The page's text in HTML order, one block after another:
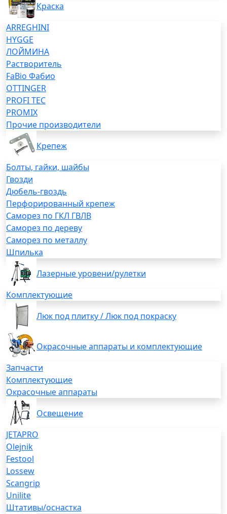
Краска
ARREGHINI
HYGGE
ЛОЙМИНА
Растворитель
FaBio Фабио
OTTINGER
PROFI TEC
PROMIX
Прочие производители
Крепеж
Болты, гайки, шайбы
Гвозди
Дюбель-гвоздь
Перфорированный крепеж
Саморез по ГКЛ ГВЛВ
Саморез по дереву
Саморез по металлу
Шпилька
Лазерные уровени/рулетки
Комплектующие
Люк под плитку / Люк под покраску
Окрасочные аппараты и комплектующие
Запчасти
Комплектующие
Окрасочные аппараты
Освещение
JETAPRO
Olejnik
Festool
Lossew
Scangrip
Unilite
Штативы/оснастка